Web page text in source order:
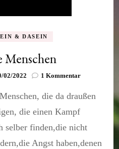
& DASEIN
Menschen
02/2022 1 Kommentarzu
all
die da draußen
die einen Kampf
selber finden,die nicht
Angst haben,denen